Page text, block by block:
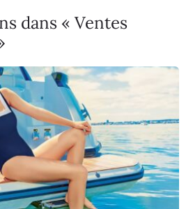
dans « Ventes